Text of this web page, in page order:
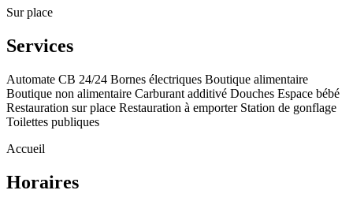
Sur place
Services
Automate CB 24/24 Bornes électriques Boutique alimentaire
Boutique non alimentaire Carburant additivé Douches Espace bébé
Restauration sur place Restauration à emporter Station de gonflage
Toilettes publiques
Accueil
Horaires